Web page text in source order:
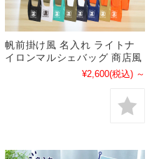
帆前掛け風 名入れ ライトナ
イロンマルシェバッグ 商店風
¥2,600(税込) ～